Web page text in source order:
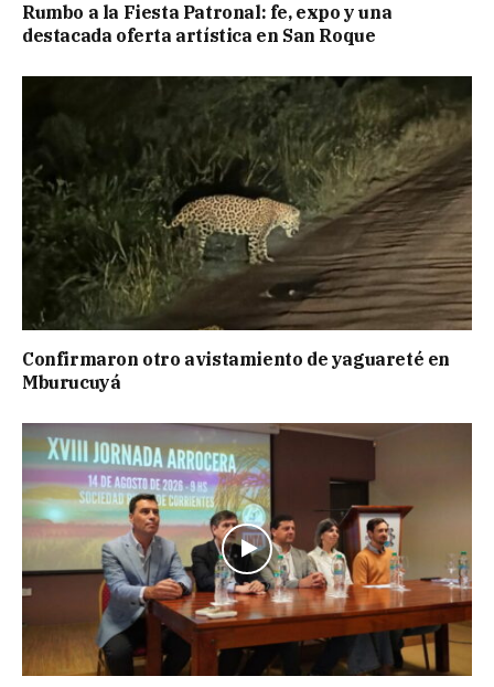
Rumbo a la Fiesta Patronal: fe, expo y una
destacada oferta artística en San Roque
Confirmaron otro avistamiento de yaguareté en
Mburucuyá